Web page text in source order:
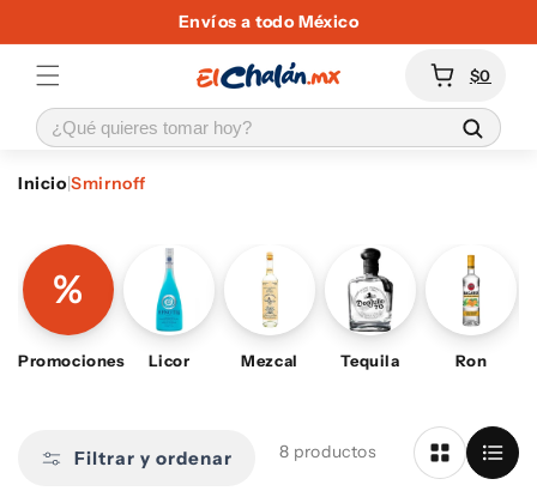
al contenido
Envíos a todo México
Carrito$0
Inicio|Smirnoff
m
r
%
Promociones Licor Mezcal Tequila Ron
Filtrar y ordenar 8 productos